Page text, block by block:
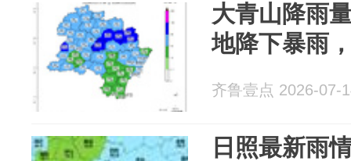
大青山降雨
地降下暴雨
齐鲁壹点 2026-07-
日照最新雨